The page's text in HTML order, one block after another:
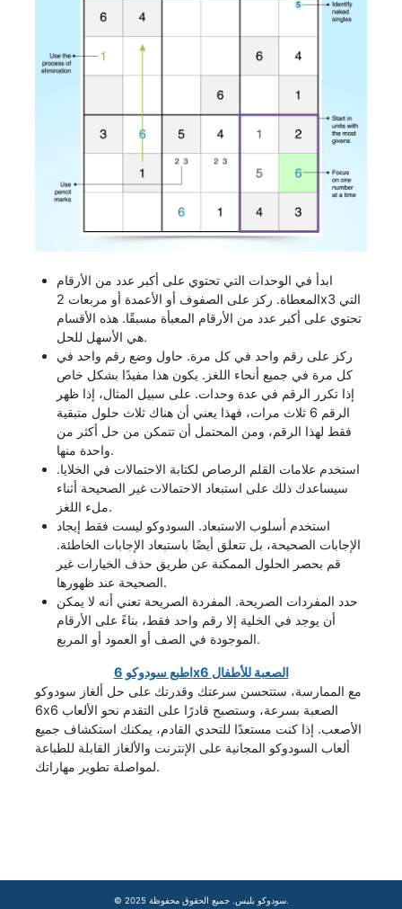
ابدأ في الوحدات التي تحتوي على أكبر عدد من الأرقام
المعطاة. ركز على الصفوف أو الأعمدة أو مربعات 2x3 التي
تحتوي على أكبر عدد من الأرقام المعبأة مسبقًا. هذه الأقسام
هي الأسهل للحل.
ركز على رقم واحد في كل مرة. حاول وضع رقم واحد في
كل مرة في جميع أنحاء اللغز. يكون هذا مفيدًا بشكل خاص
إذا تكرر الرقم في عدة وحدات. على سبيل المثال، إذا ظهر
الرقم 6 ثلاث مرات، فهذا يعني أن هناك ثلاث حلول متبقية
فقط لهذا الرقم، ومن المحتمل أن تتمكن من حل أكثر من
واحدة منها.
استخدم علامات القلم الرصاص لكتابة الاحتمالات في الخلايا.
سيساعدك ذلك على استبعاد الاحتمالات غير الصحيحة أثناء
ملء اللغز.
استخدم أسلوب الاستبعاد. السودوكو ليست فقط إيجاد
الإجابات الصحيحة، بل تتعلق أيضًا باستبعاد الإجابات الخاطئة.
قم بحصر الحلول الممكنة عن طريق حذف الخيارات غير
الصحيحة عند ظهورها.
حدد المفردات الصريحة. المفردة الصريحة تعني أنه لا يمكن
أن يوجد في الخلية إلا رقم واحد فقط، بناءً على الأرقام
الموجودة في الصف أو العمود أو المربع.
اطبع سودوكو 6x6 الصعبة للأطفال
مع الممارسة، ستتحسن سرعتك وقدرتك على حل ألغاز سودوكو
6x6 الصعبة بسرعة، وستصبح قادرًا على التقدم نحو الألعاب
الأصعب. إذا كنت مستعدًا للتحدي القادم، يمكنك استكشاف جميع
ألعاب السودوكو المجانية على الإنترنت والألغاز القابلة للطباعة
لمواصلة تطوير مهاراتك.
© 2025 سودوكو بليس. جميع الحقوق محفوظة.